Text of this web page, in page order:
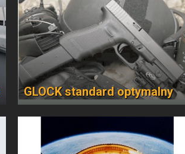
GLOCK standard optymalny